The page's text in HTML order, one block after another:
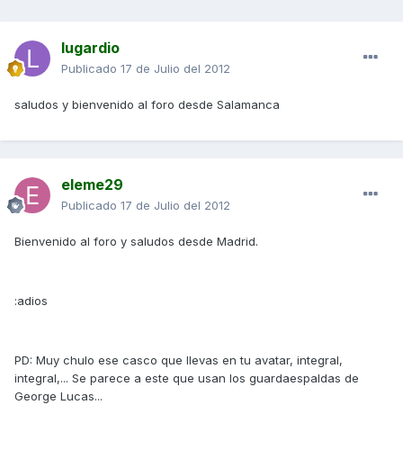
lugardio
Publicado 17 de Julio del 2012
saludos y bienvenido al foro desde Salamanca
eleme29
Publicado 17 de Julio del 2012
Bienvenido al foro y saludos desde Madrid.
:adios
PD: Muy chulo ese casco que llevas en tu avatar, integral,
integral,... Se parece a este que usan los guardaespaldas de
George Lucas...